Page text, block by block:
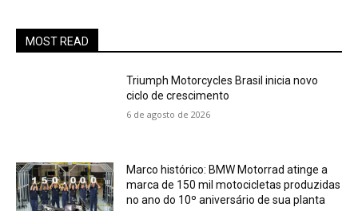
MOST READ
Triumph Motorcycles Brasil inicia novo
ciclo de crescimento
6 de agosto de 2026
Marco histórico: BMW Motorrad atinge a
marca de 150 mil motocicletas produzidas
no ano do 10º aniversário de sua planta